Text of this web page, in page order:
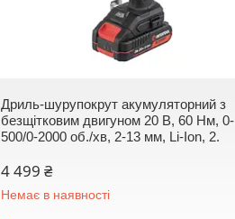
Дриль-шурупокрут акумуляторний з
безщітковим двигуном 20 В, 60 Нм, 0-
500/0-2000 об./хв, 2-13 мм, Li-Ion, 2.
4 499 ₴
Немає в наявності